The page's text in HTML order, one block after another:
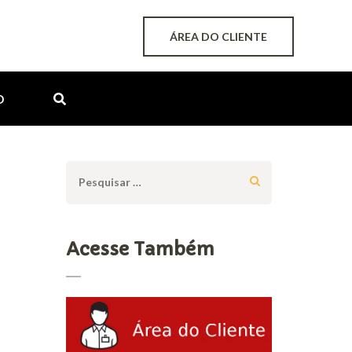
ÁREA DO CLIENTE
Pesquisar
Acesse Também